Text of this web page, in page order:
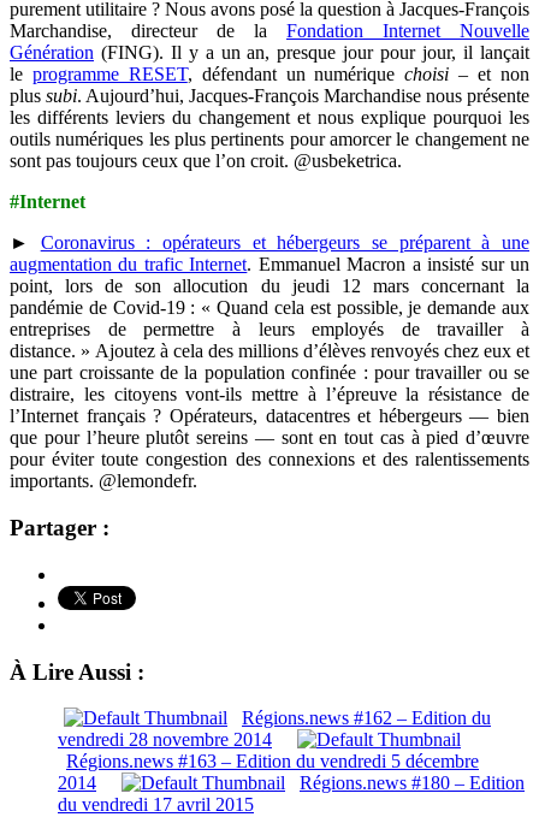
purement utilitaire ? Nous avons posé la question à Jacques-François
Marchandise, directeur de la Fondation Internet Nouvelle
Génération (FING). Il y a un an, presque jour pour jour, il lançait
le programme RESET, défendant un numériquechoisi – et non
plus subi. Aujourd’hui, Jacques-François Marchandise nous présente
les différents leviers du changement et nous explique pourquoi les
outils numériques les plus pertinents pour amorcer le changement ne
sont pas toujours ceux que l’on croit. @usbeketrica.
#Internet
► Coronavirus : opérateurs et hébergeurs se préparent à une
augmentation du trafic Internet. Emmanuel Macron a insisté sur un
point, lors de son allocution du jeudi 12 mars concernant la
pandémie de Covid-19 : « Quand cela est possible, je demande aux
entreprises de permettre à leurs employés de travailler à
distance. » Ajoutez à cela des millions d’élèves renvoyés chez eux et
une part croissante de la population confinée : pour travailler ou se
distraire, les citoyens vont-ils mettre à l’épreuve la résistance de
l’Internet français ? Opérateurs, datacentres et hébergeurs — bien
que pour l’heure plutôt sereins — sont en tout cas à pied d’œuvre
pour éviter toute congestion des connexions et des ralentissements
importants. @lemondefr.
Partager :
À Lire Aussi :
Régions.news #162 – Edition du
vendredi 28 novembre 2014
Régions.news #163 – Edition du vendredi 5 décembre
2014
Régions.news #180 – Edition
du vendredi 17 avril 2015